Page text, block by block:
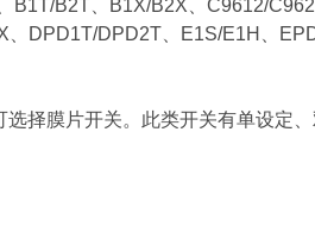
B2T、B1X/B2X、C9612/
DPD1T/DPD2T、E1S/E1H、
择膜片开关。此类开关有单设定